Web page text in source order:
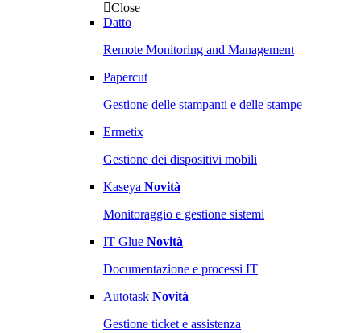
Close
Datto
Remote Monitoring and Management
Papercut
Gestione delle stampanti e delle stampe
Ermetix
Gestione dei dispositivi mobili
Kaseya Novità
Monitoraggio e gestione sistemi
IT Glue Novità
Documentazione e processi IT
Autotask Novità
Gestione ticket e assistenza